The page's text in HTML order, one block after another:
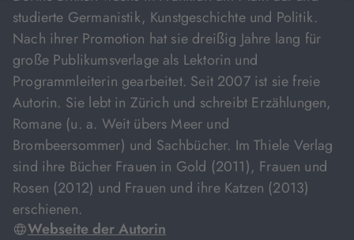
studierte Germanistik, Kunstgeschichte und Politik.
Nach ihrer Promotion hat sie dreißig Jahre lang für
große Publikumsverlage als Lektorin und
Programmleiterin gearbeitet. Seit 2007 ist sie freie
Autorin. Sie lebt in Zürich und schreibt Erzählungen,
Romane (u. a. Weit übers Meer und
Brombeersommer) und Sachbücher. Im Thiele Verlag
sind ihre Bücher Frauen in Gold (2011), Frauen und
Rosen (2012) und Frauen und ihre Katzen (2013)
erschienen.
Webseite der Autorin